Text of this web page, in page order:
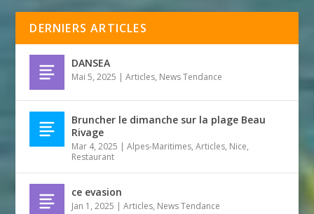
DERNIERS ARTICLES
DANSEA
Mai 5, 2025 |Articles, News Tendance
Bruncher le dimanche sur la plage Beau
Rivage
Mar 4, 2025 |Alpes-Maritimes,Articles, Nice,
Restaurant
ce evasion
Jan 1, 2025 |Articles, News Tendance